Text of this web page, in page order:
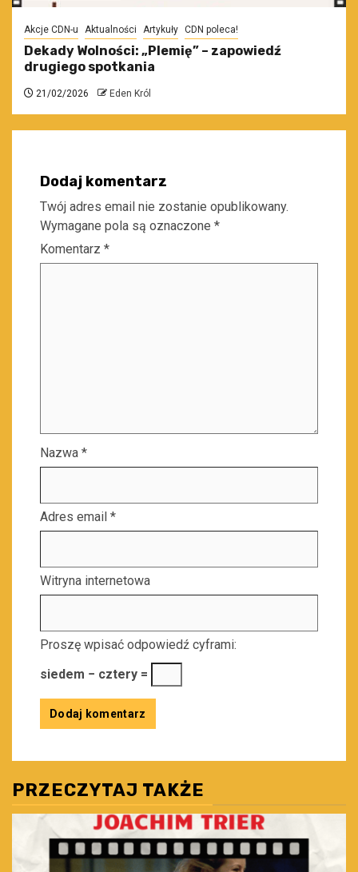
Akcje CDN-u Aktualności Artykuły CDN poleca!
Dekady Wolności: „Plemię” – zapowiedź
drugiego spotkania
21/02/2026 Eden Król
Dodaj komentarz
Twój adres email nie zostanie opublikowany.
Wymagane pola są oznaczone *
Komentarz *
Nazwa *
Adres email *
Witryna internetowa
Proszę wpisać odpowiedź cyframi:
siedem − cztery =
PRZECZYTAJ TAKŻE